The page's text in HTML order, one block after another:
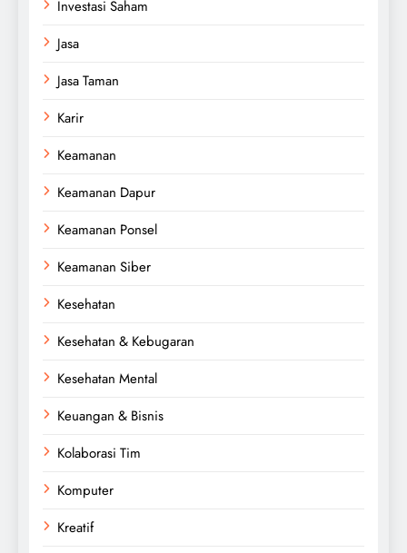
Investasi Saham
Jasa
Jasa Taman
Karir
Keamanan
Keamanan Dapur
Keamanan Ponsel
Keamanan Siber
Kesehatan
Kesehatan & Kebugaran
Kesehatan Mental
Keuangan & Bisnis
Kolaborasi Tim
Komputer
Kreatif